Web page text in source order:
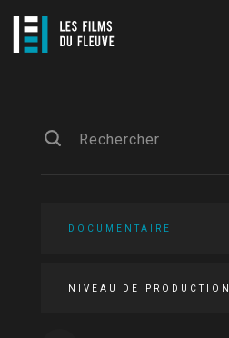
DOCUMENTAIRE
NIVEAU DE PRODUCTION